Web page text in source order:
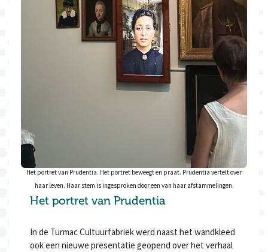
Het portret van Prudentia. Het portret beweegt en praat. Prudentia vertelt over
haar leven. Haar stem is ingesproken door een van haar afstammelingen.
Het portret van Prudentia
In de Turmac Cultuurfabriek werd naast het wandkleed
ook een nieuwe presentatie geopend over het verhaal